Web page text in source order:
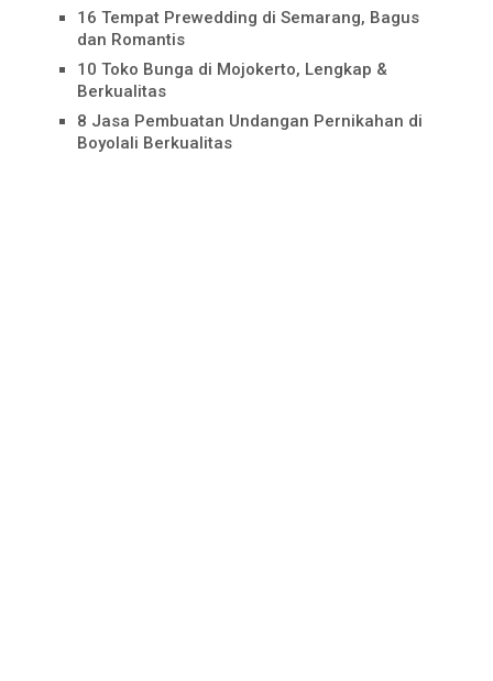
16 Tempat Prewedding di Semarang, Bagus
dan Romantis
10 Toko Bunga di Mojokerto, Lengkap &
Berkualitas
8 Jasa Pembuatan Undangan Pernikahan di
Boyolali Berkualitas